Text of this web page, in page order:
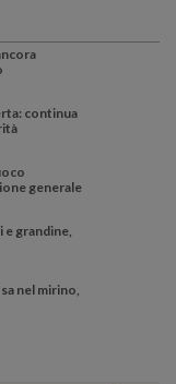
continua
generale
grandine,
nel mirino,